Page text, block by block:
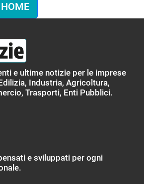
e ultime notizie per le imprese
Industria, Agricoltura,
Trasporti, Enti Pubblici.
e sviluppati per ogni